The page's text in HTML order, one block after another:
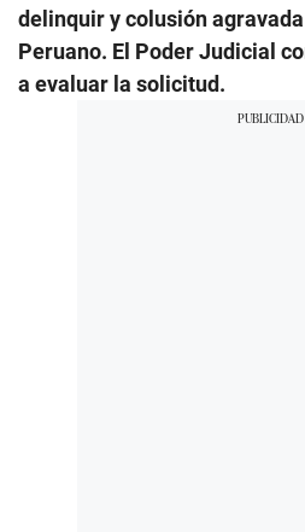
delinquir y colusión
Peruano. El Poder Judicial
a evaluar la solicitud.